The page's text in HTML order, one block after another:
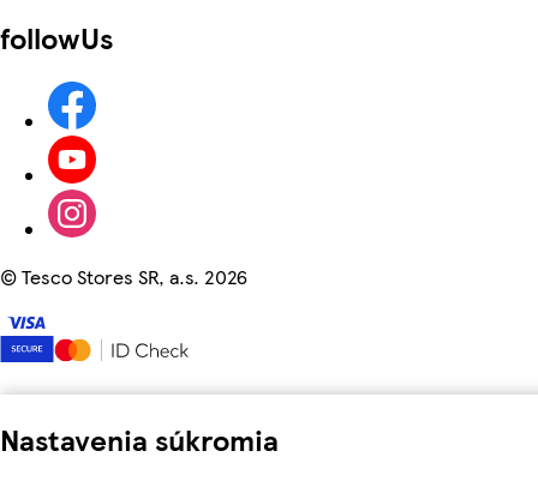
Nastavenia súkromia
followUs
©Tesco Stores SR, a.s. 2026